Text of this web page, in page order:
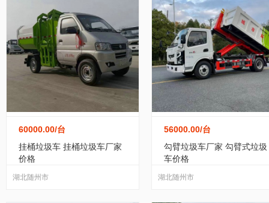
60000.00/台
挂桶垃圾车 挂桶垃圾车厂家
价格
湖北随州市
56000.00/台
勾臂垃圾车厂家 勾臂式垃圾
车价格
湖北随州市